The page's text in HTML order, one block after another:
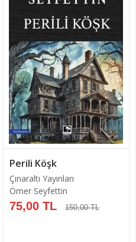
Sepete Ekle
Perili Köşk
Çınaraltı Yayınları
Ömer Seyfettin
75,00 TL 150,00 TL